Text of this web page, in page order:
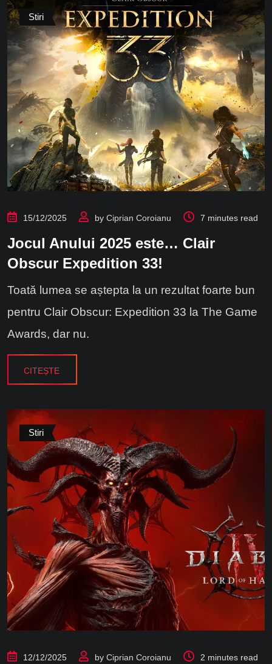
Stiri
15/12/2025 by Ciprian Coroianu 7 minutes read
Jocul Anului 2025 este… Clair
Obscur Expedition 33!
Toată lumea se aștepta la un rezultat foarte bun
pentru Clair Obscur: Expedition 33 la The Game
Awards, dar nu.
CITEȘTE
Stiri
12/12/2025 by Ciprian Coroianu 2 minutes read